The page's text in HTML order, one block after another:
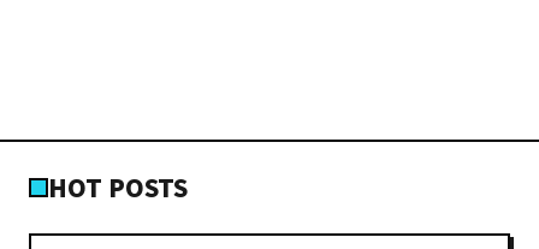
HOT POSTS